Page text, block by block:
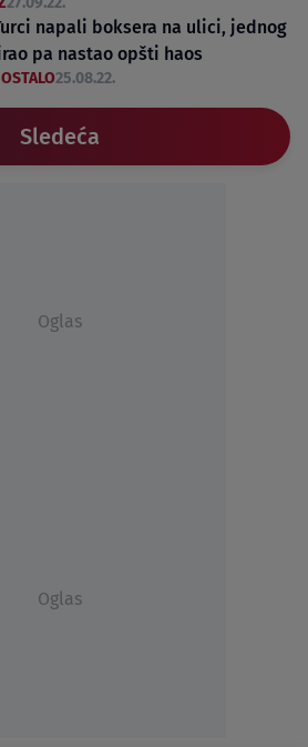
napali boksera na ulici, jednog
pa nastao opšti haos
25.08.22.
Sledeća
Oglas
Oglas